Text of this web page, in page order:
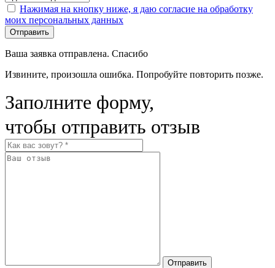
Нажимая на кнопку ниже, я даю согласие на обработку
моих персональных данных
Отправить
Ваша заявка отправлена. Спасибо
Извините, произошла ошибка. Попробуйте повторить позже.
Заполните форму,
чтобы отправить отзыв
Отправить